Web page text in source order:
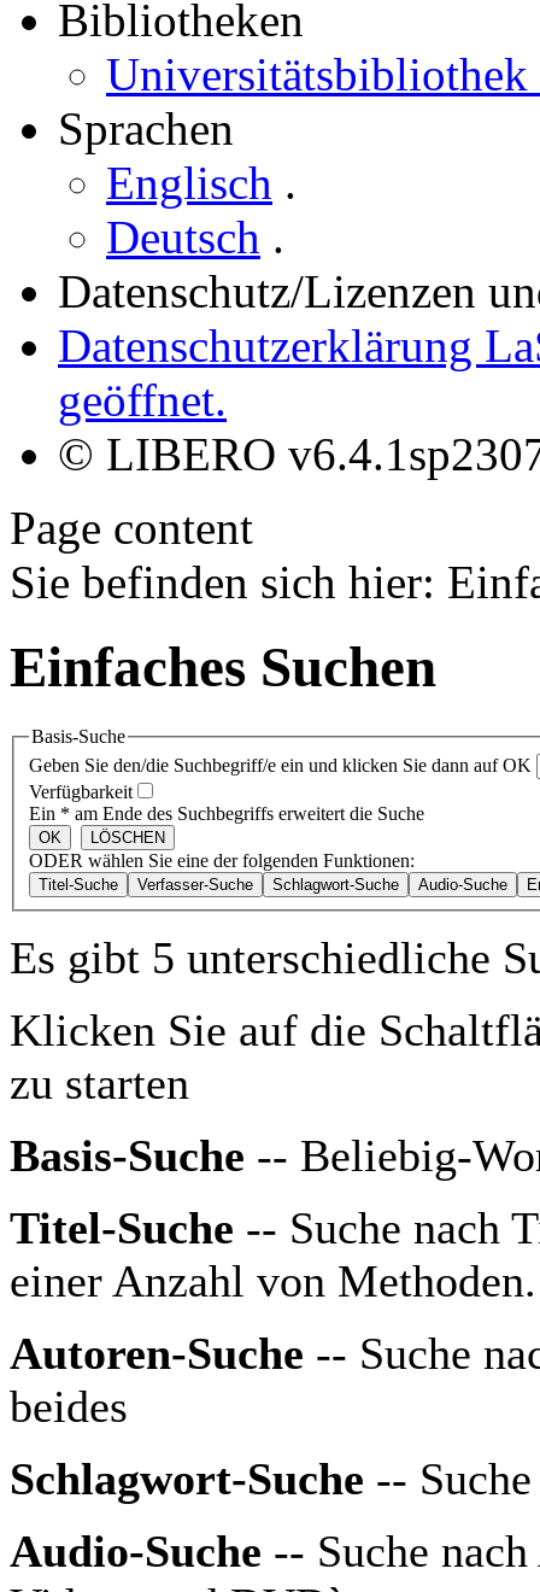
Bibliotheken
Sprachen
Englisch .
Deutsch .
Datenschutz/Lizenzen
Datenschutzerklärung
geöffnet.
© LIBERO
Page content
Sie befinden sich hier:
Einfaches Suchen
Basis-Suche
Geben Sie den/die Suchbegriff/e ein und klicken Sie dann auf OK
Verfügbarkeit
Ein * am Ende des Suchbegriffs erweitert die Suche
ODER wählen Sie eine der folgenden Funktionen:
Es gibt 5 unterschiedliche
Klicken Sie auf die
zu starten
Basis-Suche -- Beliebig-
Titel-Suche -- Suche nach
einer Anzahl von Methoden.
Autoren-Suche -- Suche
beides
Schlagwort-Suche --
Audio-Suche -- Suche